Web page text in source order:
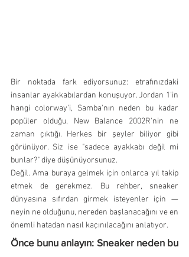
Bir noktada fark ediyorsunuz: etrafınızdaki
insanlar ayakkabılardan konuşuyor. Jordan 1'in
hangi colorway'i, Samba'nın neden bu kadar
popüler olduğu, New Balance 2002R'nin ne
zaman çıktığı. Herkes bir şeyler biliyor gibi
görünüyor. Siz ise "sadece ayakkabı değil mi
bunlar?" diye düşünüyorsunuz.
Değil. Ama buraya gelmek için onlarca yıl takip
etmek de gerekmez. Bu rehber, sneaker
dünyasına sıfırdan girmek isteyenler için —
neyin ne olduğunu, nereden başlanacağını ve en
önemli hatadan nasıl kaçınılacağını anlatıyor.
Önce bunu anlayın: Sneaker neden bu